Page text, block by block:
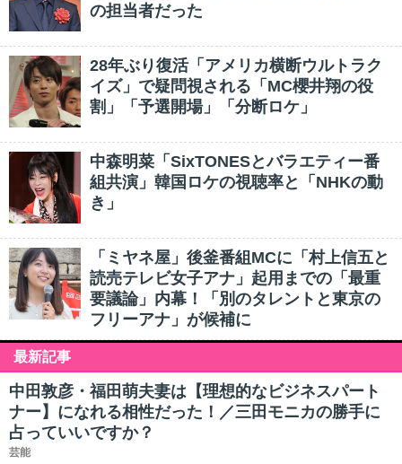
の担当者だった
28年ぶり復活「アメリカ横断ウルトラク
イズ」で疑問視される「MC櫻井翔の役
割」「予選開場」「分断ロケ」
中森明菜「SixTONESとバラエティー番
組共演」韓国ロケの視聴率と「NHKの動
き」
「ミヤネ屋」後釜番組MCに「村上信五と
読売テレビ女子アナ」起用までの「最重
要議論」内幕！「別のタレントと東京の
フリーアナ」が候補に
最新記事
中田敦彦・福田萌夫妻は【理想的なビジネスパート
ナー】になれる相性だった！／三田モニカの勝手に
占っていいですか？
芸能